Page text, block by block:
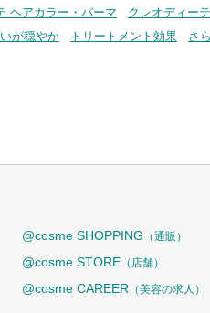
ヘアカラー・パーマ
クレオディー
が穏やか トリートメント効果 さ
@cosme SHOPPING （通販）
@cosme STORE （店舗）
@cosme CAREER （美容の求人）